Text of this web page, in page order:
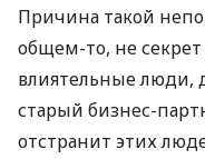
Причина такой
общем-то, не
влиятельные люди,
старый бизнес-
отстранит этих